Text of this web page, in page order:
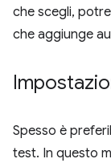
che scegli,
che aggiunge
Spesso è
test. In questo